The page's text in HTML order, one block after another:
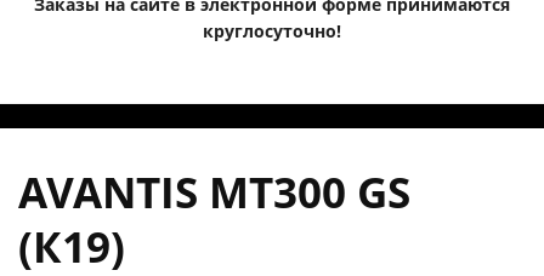
круглосуточно!
AVANTIS MT300 GS
(К19)